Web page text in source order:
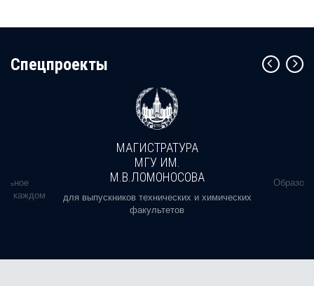
Cпецпроекты
в каждом
МАГИСТРАТУРА
МГУ ИМ.
М.В.ЛОМОНОСОВА
для выпускников технических и химических
факультетов